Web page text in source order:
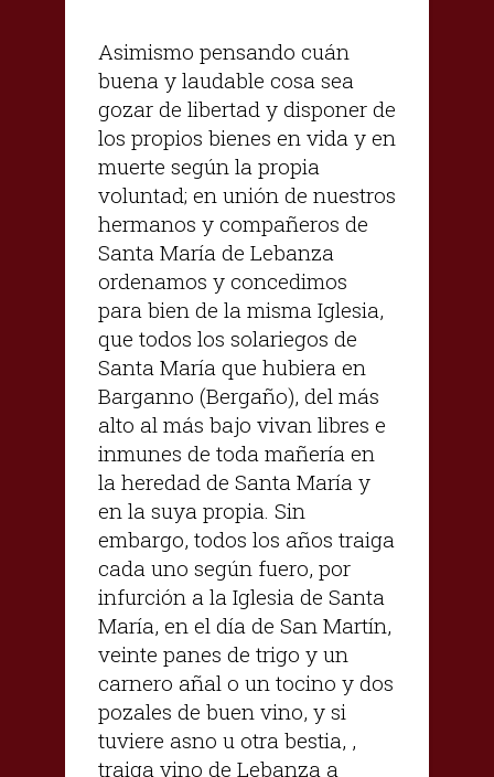
Asimismo pensando cuán
buena y laudable cosa sea
gozar de libertad y disponer de
los propios bienes en vida y en
muerte según la propia
voluntad; en unión de nuestros
hermanos y compañeros de
Santa María de Lebanza
ordenamos y concedimos
para bien de la misma Iglesia,
que todos los solariegos de
Santa María que hubiera en
Barganno (Bergaño), del más
alto al más bajo vivan libres e
inmunes de toda mañería en
la heredad de Santa María y
en la suya propia. Sin
embargo, todos los años traiga
cada uno según fuero, por
infurción a la Iglesia de Santa
María, en el día de San Martín,
veinte panes de trigo y un
carnero añal o un tocino y dos
pozales de buen vino, y si
tuviere asno u otra bestia, ,
traiga vino de Lebanza a